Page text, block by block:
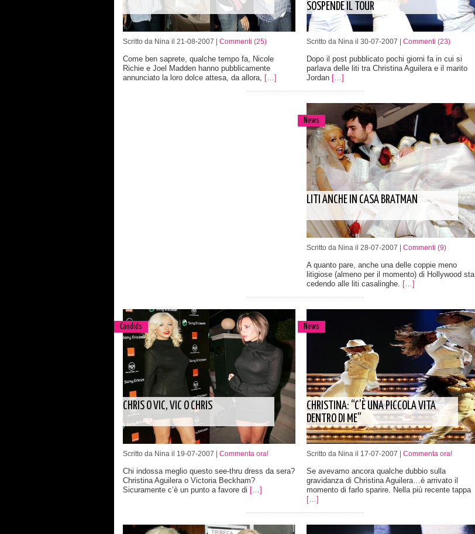
Scritto da Nina il 21-08-2007 | Commenti (25)
Come ben saprete, qualche tempo fa, Nicole
Richie e Joel Madden hanno pubblicamente
annunciato la loro dolce attesa, da allora, […]
SOSPENDE IL TOUR
Scritto da Nina il 30-07-2007 | Commenti (23)
Dopo il post pubblicato pochi giorni fa in cui si
parlava delle liti tra Christina Aguilera e il marito
Jordan […]
News
LITI ANCHE IN CASA BRATMAN
Scritto da Nina il 28-07-2007 | Commenti (9)
A quanto pare, anche una delle coppie meno
litigiose (almeno per il momento) di Hollywood sta
cedendo alle liti casalinghe. […]
Candids
CHRIS O VIC, VIC O CHRIS
Scritto da Nina il 19-07-2007 | Commenta ora!
Chi indossa meglio questo see-thru dress da sera?
Christina Aguilera o Victoria Beckham?
Sicuramente c’è un punto a favore di […]
News
CHRISTINA: “C’È UNA PICCOLA VITA
DENTRO DI ME”
Scritto da Nina il 17-07-2007 | Commenta ora!
Se avevamo ancora qualche dubbio sulla
gravidanza di Christina Aguilera…è arrivato il
momento di farlo sparire. Nella più recente tappa
[…]